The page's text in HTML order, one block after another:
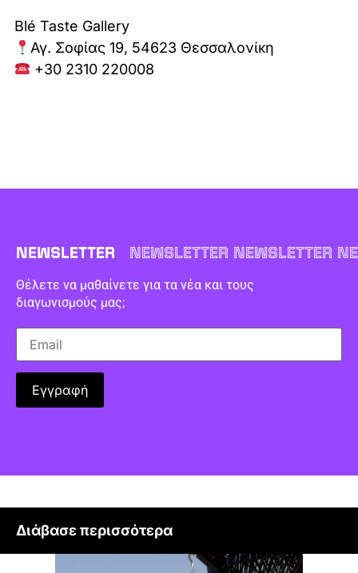
Blé Taste Gallery
Αγ. Σοφίας 19, 54623 Θεσσαλονίκη
+30 2310 220008
NEWSLETTER NEWSLETTER NEWSLETTER
Θέλετε να μαθαίνετε για τα νέα και τους
διαγωνισμούς μας;
Διάβασε περισσότερα